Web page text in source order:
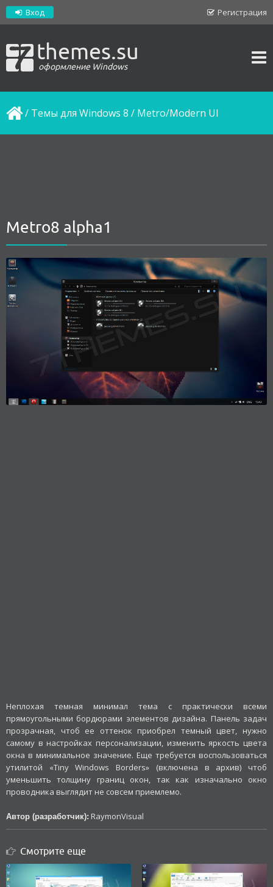
Регистрация
Вход
themes.su
оформление Windows
/ Темы для Windows 8 / Metro/Modern UI
Metro8 alpha1
Неплохая темная минимал тема с практически всеми
прямоугольными бордюрами элементов дизайна. Панель задач
прозрачная, чтоб ее оттенок приобрел темный цвет, нужно
самому в настройках персонализации, изменить яркость цвета
окна в минимальное значение. Еще требуется воспользоваться
утилитой «Tiny Windows Borders» (включена в архив) чтоб
уменьшить толщину границ окон, так как изначально окно
проводника выглядит не совсем приемлемо.
Автор (разработчик): RaymonVisual
Смотрите еще